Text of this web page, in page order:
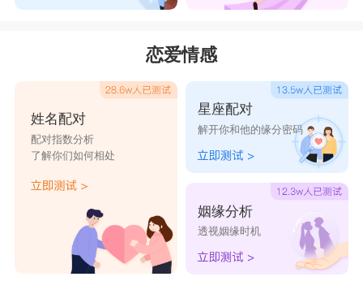
她说等她回来 你自月中来 樱花不及姑娘你
姑娘眉眼如画 我也想要被爱 你还有遗憾吗
恋爱情感
姓名配对
配对指数分析
了解你们如何相处
星座配对
解开你和他的缘分密码
姻缘分析
透视姻缘时机